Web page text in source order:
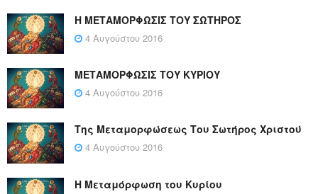
Η ΜΕΤΑΜΟΡΦΩΣΙΣ ΤΟΥ ΣΩΤΗΡΟΣ
4 Αυγούστου 2016
ΜΕΤΑΜΟΡΦΩΣΙΣ ΤΟΥ ΚΥΡΙΟΥ
4 Αυγούστου 2016
Της Μεταμορφώσεως Του Σωτήρος Χριστού
4 Αυγούστου 2016
Η Μεταμόρφωση του Κυρίου